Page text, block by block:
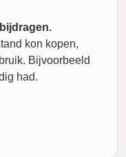
kon kopen,
Bijvoorbeeld
had.